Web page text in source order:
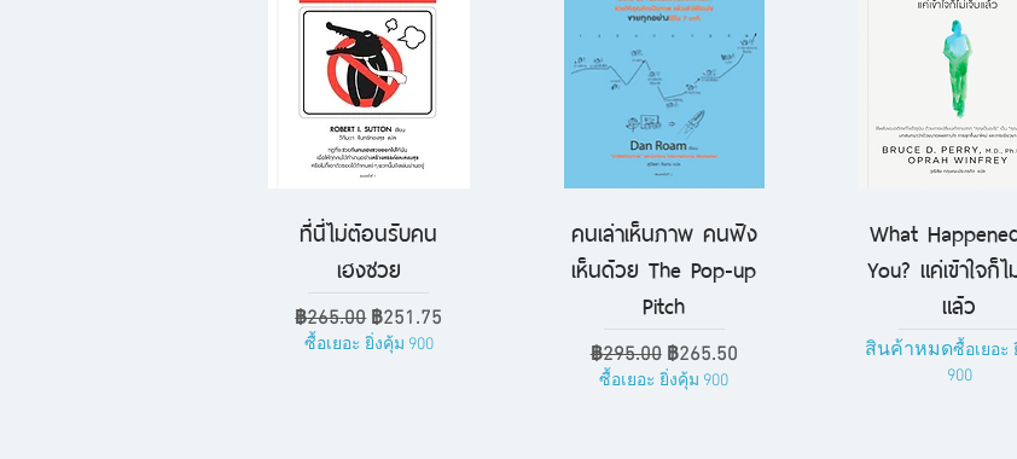
ดูข้อมูลด่วน
ที่นี่ไม่ต้อนรับคน
เฮงซวย
ราคาปกติ
฿265.00 ราคาขายลด
฿251.75
ซื้อเยอะ ยิ่งคุ้ม 900
ดูข้อมูลด่วน
คนเล่าเห็นภาพ คนฟัง
เห็นด้วย The Pop-up
Pitch
ราคาปกติ
฿295.00 ราคาขายลด
฿265.50
ซื้อเยอะ ยิ่งคุ้ม 900
ดูข้อมูลด่วน
What
You? แค่เข้าใจก็ไ
แล้ว
สินค้าหมดซื้อเยอะ
900